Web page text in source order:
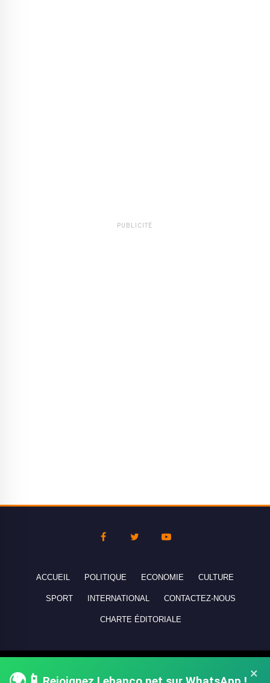
PUBLICITÉ
×
ACCUEIL POLITIQUE ECONOMIE CULTURE
SPORT INTERNATIONAL CONTACTEZ-NOUS
CHARTE ÉDITORIALE
réservés - All rights reserved.